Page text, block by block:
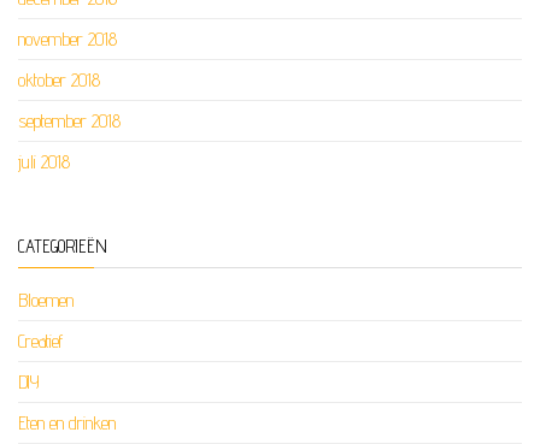
november 2018
oktober 2018
september 2018
juli 2018
CATEGORIEËN
Bloemen
Creatief
DIY
Eten en drinken